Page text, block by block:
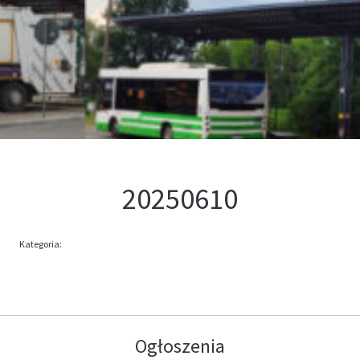
Kontakt
Oferta
20250610
Kategoria:
Ogłoszenia